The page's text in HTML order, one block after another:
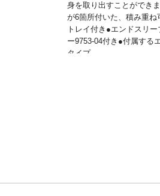
身を取り出すことができ
が6箇所付いた、積み重
トレイ付き●エンドスリ
ー9753-04付き●付属する
タイプ